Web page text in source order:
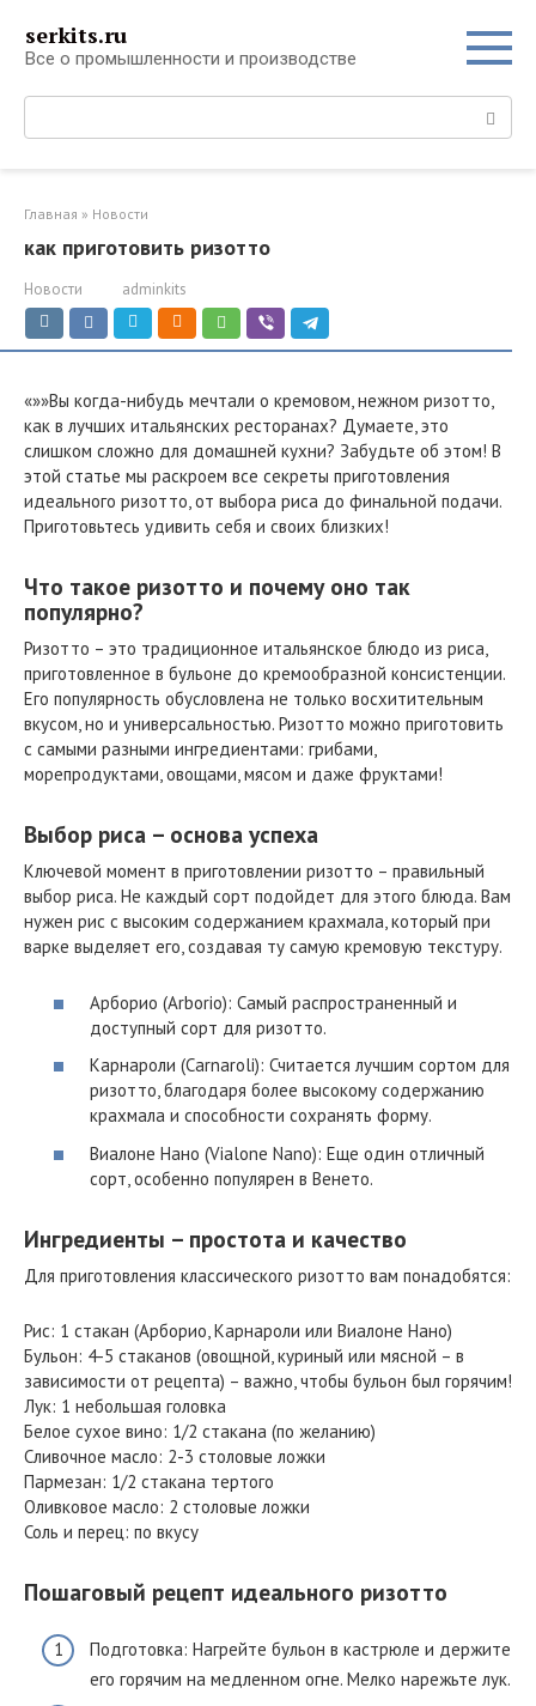
контенту
serkits.ru
Все о промышленности и производстве
Поиск:
Главная » Новости
как приготовить ризотто
Новости adminkits
«»»Вы когда-нибудь мечтали о кремовом, нежном ризотто,
как в лучших итальянских ресторанах? Думаете, это
слишком сложно для домашней кухни? Забудьте об этом! В
этой статье мы раскроем все секреты приготовления
идеального ризотто, от выбора риса до финальной подачи.
Приготовьтесь удивить себя и своих близких!
Что такое ризотто и почему оно так
популярно?
Ризотто – это традиционное итальянское блюдо из риса,
приготовленное в бульоне до кремообразной консистенции.
Его популярность обусловлена не только восхитительным
вкусом, но и универсальностью. Ризотто можно приготовить
с самыми разными ингредиентами: грибами,
морепродуктами, овощами, мясом и даже фруктами!
Выбор риса – основа успеха
Ключевой момент в приготовлении ризотто – правильный
выбор риса. Не каждый сорт подойдет для этого блюда. Вам
нужен рис с высоким содержанием крахмала, который при
варке выделяет его, создавая ту самую кремовую текстуру.
Арборио (Arborio): Самый распространенный и
доступный сорт для ризотто.
Карнароли (Carnaroli): Считается лучшим сортом для
ризотто, благодаря более высокому содержанию
крахмала и способности сохранять форму.
Виалоне Нано (Vialone Nano): Еще один отличный
сорт, особенно популярен в Венето.
Ингредиенты – простота и качество
Для приготовления классического ризотто вам понадобятся:
Рис: 1 стакан (Арборио, Карнароли или Виалоне Нано)
Бульон: 4-5 стаканов (овощной, куриный или мясной – в
зависимости от рецепта) – важно, чтобы бульон был горячим!
Лук: 1 небольшая головка
Белое сухое вино: 1/2 стакана (по желанию)
Сливочное масло: 2-3 столовые ложки
Пармезан: 1/2 стакана тертого
Оливковое масло: 2 столовые ложки
Соль и перец: по вкусу
Пошаговый рецепт идеального ризотто
Подготовка: Нагрейте бульон в кастрюле и держите
его горячим на медленном огне. Мелко нарежьте лук.